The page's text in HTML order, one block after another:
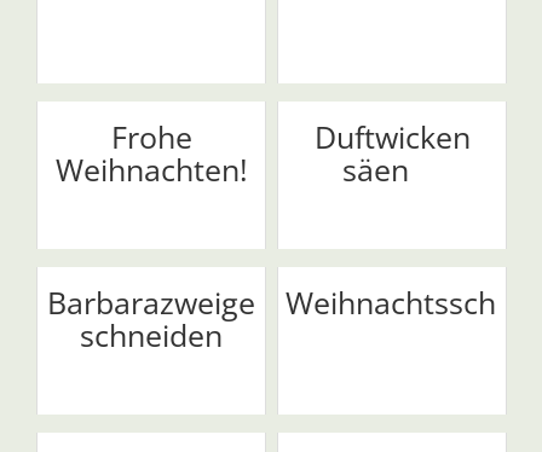
Frohe
Weihnachten!
Duftwicken
säen
Barbarazweige
schneiden